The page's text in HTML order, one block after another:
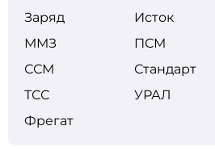
Заряд
Исток
ММЗ
ПСМ
ССМ
Стандарт
ТСС
УРАЛ
Фрегат